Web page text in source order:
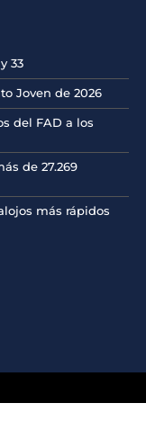
33
Joven de 2026
del FAD a los
de 27.269
más rápidos